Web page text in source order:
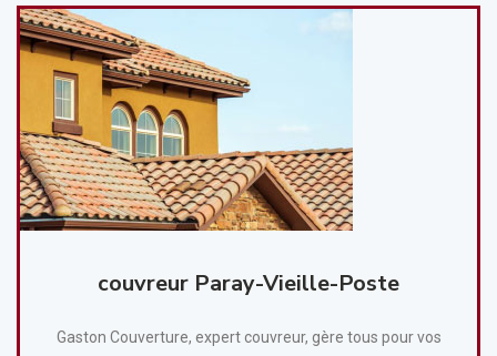
couvreur Paray-Vieille-Poste
Gaston Couverture, expert couvreur, gère tous pour vos